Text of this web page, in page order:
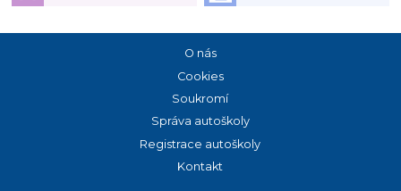
O nás
Cookies
Soukromí
Správa autoškoly
Registrace autoškoly
Kontakt